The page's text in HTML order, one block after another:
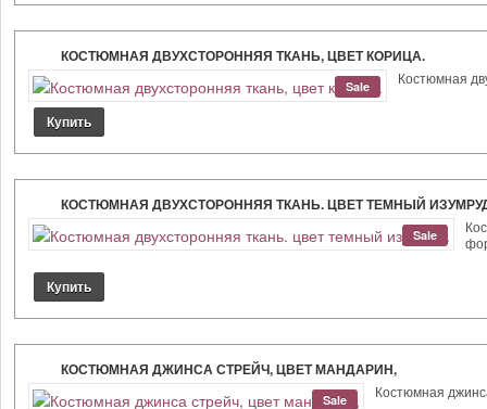
КОСТЮМНАЯ ДВУХСТОРОННЯЯ ТКАНЬ, ЦВЕТ КОРИЦА.
Sale Костюмная
КОСТЮМНАЯ ДВУХСТОРОННЯЯ ТКАНЬ. ЦВЕТ ТЕМНЫЙ
Sale
КОСТЮМНАЯ ДЖИНСА СТРЕЙЧ, ЦВЕТ МАНДАРИН,
Sale Костюмная